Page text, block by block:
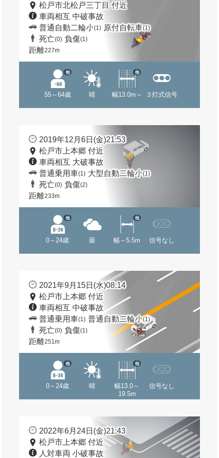
松戸市北松戸三丁目 付近
車両相互 中破事故
普通自動二輪小(1) 原付自転車(1)
死亡(0) 負傷(1)
距離227m
55～64歳
他
晴 幅13.0m～
他
３灯式信号
2019年12月6日(金)21:53
松戸市上本郷 付近
車両相互 大破事故
普通乗用車(1) 大型自動二輪小(1)
死亡(0) 負傷(2)
距離233m
0～24歳
他
曇 幅～5.5m
他
信号なし
2021年9月15日(水)08:14
松戸市上本郷 付近
車両相互 中破事故
普通乗用車(1) 普通自動二輪小(1)
死亡(0) 負傷(1)
距離251m
0～24歳
他
晴
幅13.0～
19.5m
他
信号なし
2022年6月24日(金)21:43
松戸市上本郷 付近
人対車両 小破事故